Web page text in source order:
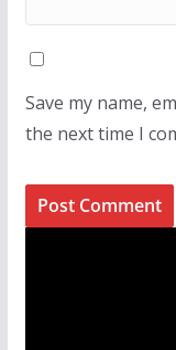
Save my name,
the next time I